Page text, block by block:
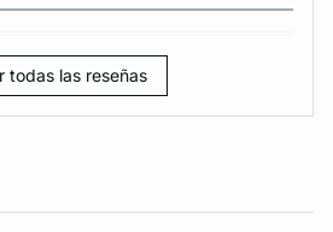
todas las reseñas